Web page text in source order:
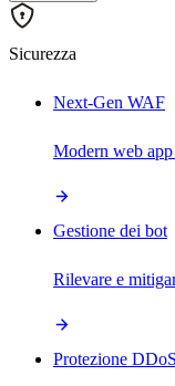
Sicurezza
Next-Gen WAF
Modern web
Gestione dei bot
Rilevare e
Protezione DDoS